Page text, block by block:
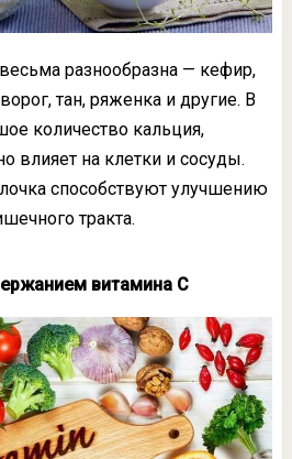
разнообразна — кефир,
тан, ряженка и другие. В
количество кальция,
влияет на клетки и сосуды.
способствуют улучшению
тракта.
витамина С